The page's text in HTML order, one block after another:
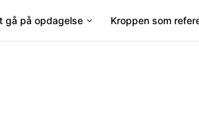
gå på opdagelse Kroppen som